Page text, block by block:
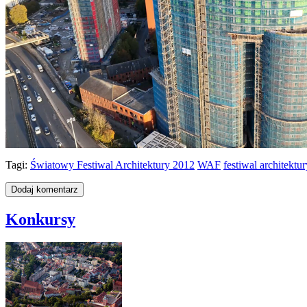
Tagi: Światowy Festiwal Architektury 2012 WAF festiwal
Konkursy